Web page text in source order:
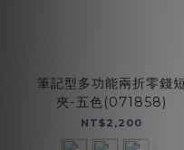
筆記型多功能兩折零錢短
夾-五色(071858)
NT$2,200